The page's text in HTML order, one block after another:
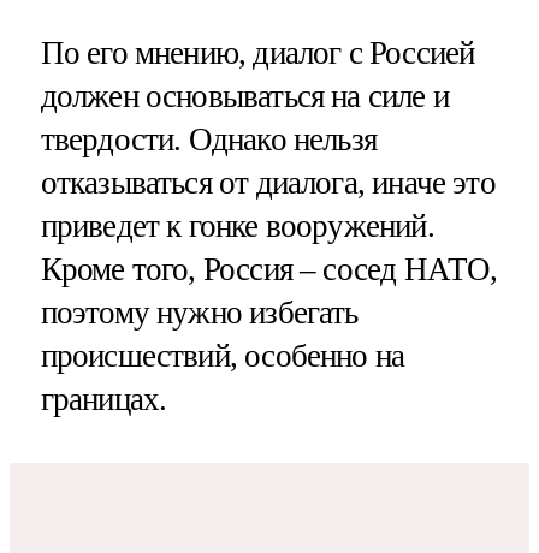
По его мнению, диалог с Россией
должен основываться на силе и
твердости. Однако нельзя
отказываться от диалога, иначе это
приведет к гонке вооружений.
Кроме того, Россия – сосед НАТО,
поэтому нужно избегать
происшествий, особенно на
границах.